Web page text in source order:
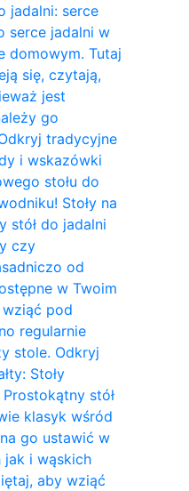
jadalni: serce
serce jadalni w
domowym. Tutaj
się, czytają,
jest
go
tradycyjne
i wskazówki
stołu do
Stoły na
stół do jadalni
czy
od
w Twoim
pod
regularnie
stole. Odkryj
Stoły
stół
klasyk wśród
go ustawić w
jak i wąskich
aby wziąć